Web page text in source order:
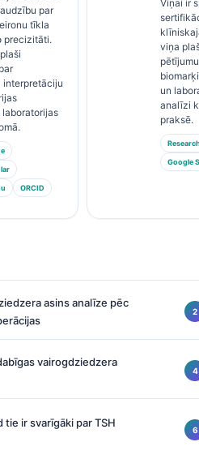
par
tīkla
precizitāti.
interpretāciju
ORCID
Viņai ir
viņa
un
analīzi
praksē.
Google
asins analīze pēc
vairogdziedzera
tie ir svarīgāki par TSH